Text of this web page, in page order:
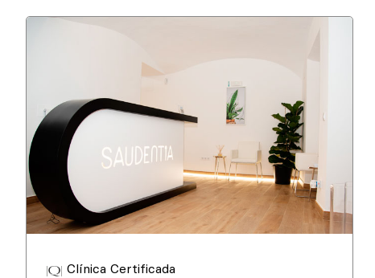
Clínica Certificada